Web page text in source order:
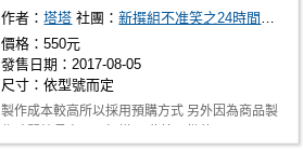
作者：塔塔 社團：新撰組不准笑之24時間遠征SP
價格：550元
發售日期：2017-08-05
尺寸：依型號而定
製作成本較高所以採用預購方式 另外因為商品製